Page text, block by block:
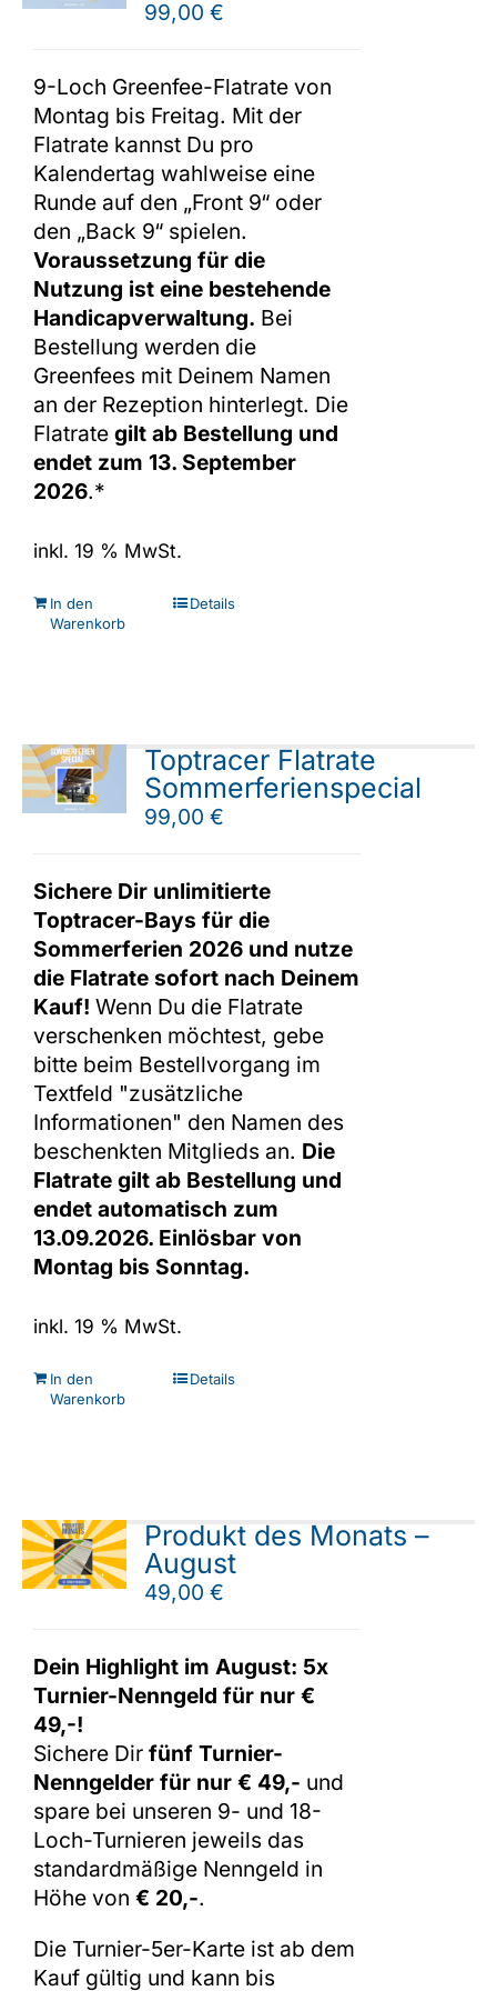
99,00€
9-Loch Greenfee-Flatrate von
Montag bis Freitag. Mit der
Flatrate kannst Du pro
Kalendertag wahlweise eine
Runde auf den „Front 9“ oder
den „Back 9“ spielen.
Voraussetzung für die
Nutzung ist eine bestehende
Handicapverwaltung. Bei
Bestellung werden die
Greenfees mit Deinem Namen
an der Rezeption hinterlegt. Die
Flatrategilt ab Bestellung und
endet zum 13. September
2026.*
inkl. 19 % MwSt.
In den
Warenkorb
Details
Toptracer Flatrate
Sommerferienspecial
99,00€
Sichere Dir unlimitierte
Toptracer-Bays für die
Sommerferien 2026 und nutze
die Flatrate sofort nach Deinem
Kauf! Wenn Du die Flatrate
verschenken möchtest, gebe
bitte beim Bestellvorgang im
Textfeld "zusätzliche
Informationen" den Namen des
beschenkten Mitglieds an. Die
Flatrate gilt ab Bestellung und
endet automatisch zum
13.09.2026. Einlösbar von
Montag bis Sonntag.
inkl. 19 % MwSt.
In den
Warenkorb
Details
Produkt des Monats –
August
49,00€
Dein Highlight im August: 5x
Turnier-Nenngeld für nur €
49,-!
Sichere Dirfünf Turnier-
Nenngelder für nur € 49,- und
spare bei unseren 9- und 18-
Loch-Turnieren jeweils das
standardmäßige Nenngeld in
Höhe von€ 20,-.
Die Turnier-5er-Karte ist ab dem
Kauf gültig und kann bis